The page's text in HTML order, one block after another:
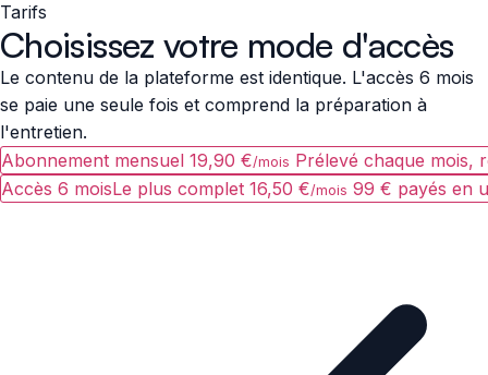
Tarifs
Choisissez votre mode d'accès
Le contenu de la plateforme est identique. L'accès 6 mois
se paie une seule fois et comprend la préparation à
l'entretien.
Abonnement mensuel 19,90 €/mois Prélevé chaque mois,
Accès 6 moisLe plus complet 16,50 €/mois 99 € payés en